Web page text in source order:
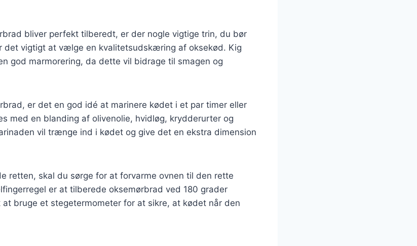
bliver perfekt tilberedt, er der nogle vigtige trin, du bør
det vigtigt at vælge en kvalitetsudskæring af oksekød. Kig
god marmorering, da dette vil bidrage til smagen og
er det en god idé at marinere kødet i et par timer eller
med en blanding af olivenolie, hvidløg, krydderurter og
vil trænge ind i kødet og give det en ekstra dimension
retten, skal du sørge for at forvarme ovnen til den rette
er at tilberede oksemørbrad ved 180 grader
at bruge et stegetermometer for at sikre, at kødet når den